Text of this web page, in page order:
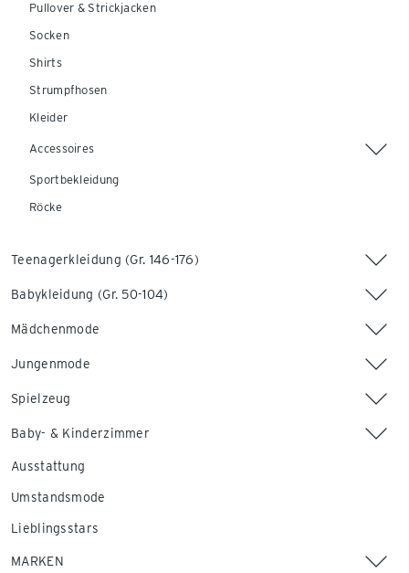
Pullover & Strickjacken
Socken
Shirts
Strumpfhosen
Kleider
Accessoires
Sportbekleidung
Röcke
Teenagerkleidung (Gr. 146-176)
Babykleidung (Gr. 50-104)
Mädchenmode
Jungenmode
Spielzeug
Baby- & Kinderzimmer
Ausstattung
Umstandsmode
Lieblingsstars
MARKEN